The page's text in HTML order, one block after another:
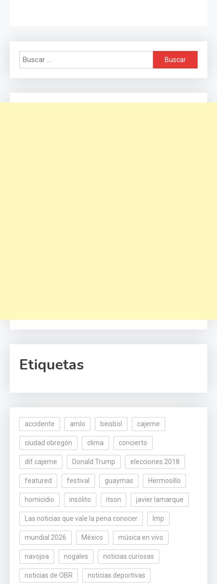
Buscar:
Etiquetas
accidente amlo beisbol cajeme
ciudad obregón clima concierto
dif cajeme Donald Trump elecciones 2018
featured festival guaymas Hermosillo
homicidio insólito itson javier lamarque
Las noticias que vale la pena conocer lmp
mundial 2026 México música en vivo
navojoa nogales noticias curiosas
noticias de OBR noticias deportivas